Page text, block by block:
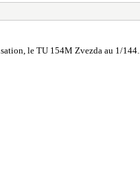
le TU 154M Zvezda au 1/